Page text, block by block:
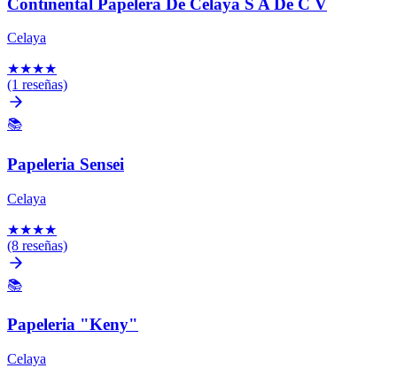
Celaya
★★★★
(1 reseñas)
📚
Papeleria Sensei
Celaya
★★★★
(8 reseñas)
📚
Papeleria "Keny"
Celaya